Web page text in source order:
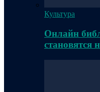
Культура
Онлайн
становятся